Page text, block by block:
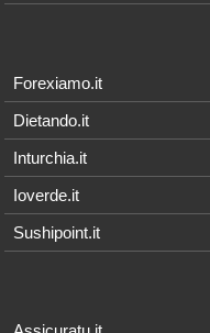
Forexiamo.it
Dietando.it
Inturchia.it
Ioverde.it
Sushipoint.it